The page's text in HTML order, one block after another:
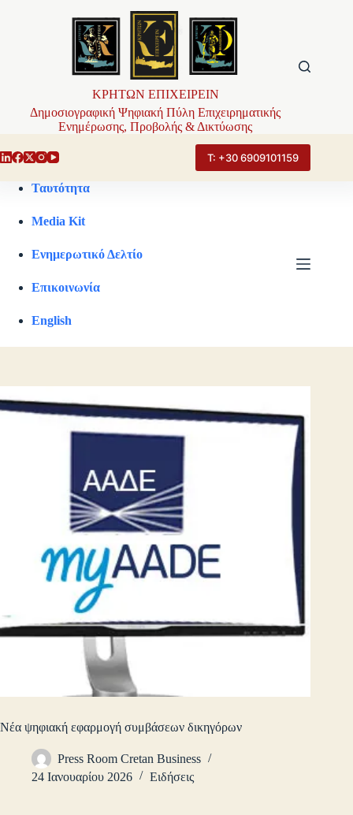
ΚΡΗΤΩΝ ΕΠΙΧΕΙΡΕΙΝ
Δημοσιογραφική Ψηφιακή Πύλη Επιχειρηματικής
Ενημέρωσης, Προβολής & Δικτύωσης
Τ: +30 6909101159
Ταυτότητα
Media Kit
Ενημερωτικό Δελτίο
Επικοινωνία
English
Νέα ψηφιακή εφαρμογή συμβάσεων δικηγόρων
Press Room Cretan Business
24 Ιανουαρίου 2026
Ειδήσεις